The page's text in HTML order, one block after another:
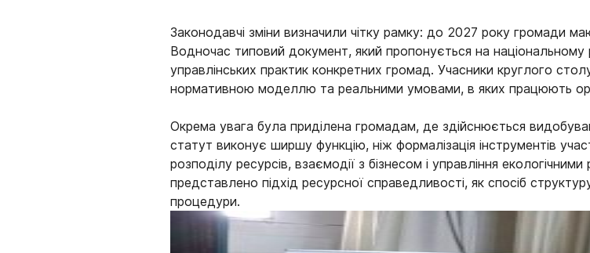
Законодавчі зміни визначили чітку рамку: до 2027 року громади
Водночас типовий документ, який пропонується на національному
управлінських практик конкретних громад. Учасники круглого
нормативною моделлю та реальними умовами, в яких працюють
Окрема увага була приділена громадам, де здійснюється
статут виконує ширшу функцію, ніж формалізація інструментів
розподілу ресурсів, взаємодії з бізнесом і управління
представлено підхід ресурсної справедливості, як спосіб
процедури.